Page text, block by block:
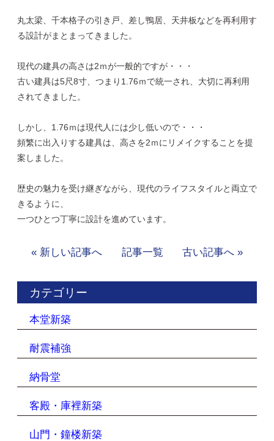
丸太梁、千本格子の引き戸、差し鴨居、天井板などを再利用す
る設計がまとまってきました。
現代の建具の高さは2ｍが一般的ですが・・・
古い建具は5尺8寸、つまり1.76ｍで統一され、大切に再利用
されてきました。
しかし、1.76ｍは現代人には少し低いので・・・
頻繁に出入りする建具は、高さを2ｍにリメイクすることを提
案しました。
歴史の魅力を受け継ぎながら、現代のライフスタイルと両立で
きるように、
一つひとつ丁寧に設計を進めています。
« 新しい記事へ 記事一覧 古い記事へ »
カテゴリー
本堂新築
耐震補強
納骨堂
客殿・庫裡新築
山門・鐘楼新築